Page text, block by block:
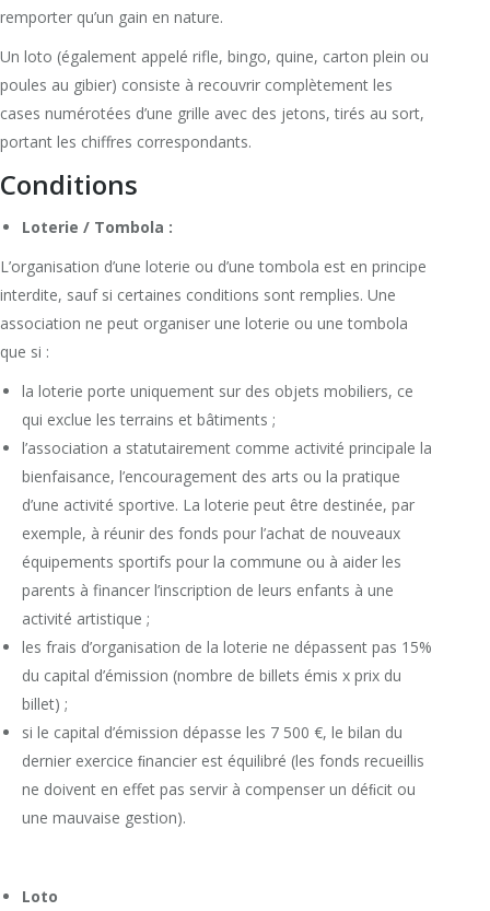
remporter qu’un gain en nature.
Un loto (également appelé rifle, bingo, quine, carton plein ou
poules au gibier) consiste à recouvrir complètement les
cases numérotées d’une grille avec des jetons, tirés au sort,
portant les chiffres correspondants.
Conditions
Loterie / Tombola :
L’organisation d’une loterie ou d’une tombola est en principe
interdite, sauf si certaines conditions sont remplies. Une
association ne peut organiser une loterie ou une tombola
que si :
la loterie porte uniquement sur des objets mobiliers, ce
qui exclue les terrains et bâtiments ;
l’association a statutairement comme activité principale la
bienfaisance, l’encouragement des arts ou la pratique
d’une activité sportive. La loterie peut être destinée, par
exemple, à réunir des fonds pour l’achat de nouveaux
équipements sportifs pour la commune ou à aider les
parents à financer l’inscription de leurs enfants à une
activité artistique ;
les frais d’organisation de la loterie ne dépassent pas 15%
du capital d’émission (nombre de billets émis x prix du
billet) ;
si le capital d’émission dépasse les 7 500 €, le bilan du
dernier exercice ﬁnancier est équilibré (les fonds recueillis
ne doivent en effet pas servir à compenser un déﬁcit ou
une mauvaise gestion).
Loto